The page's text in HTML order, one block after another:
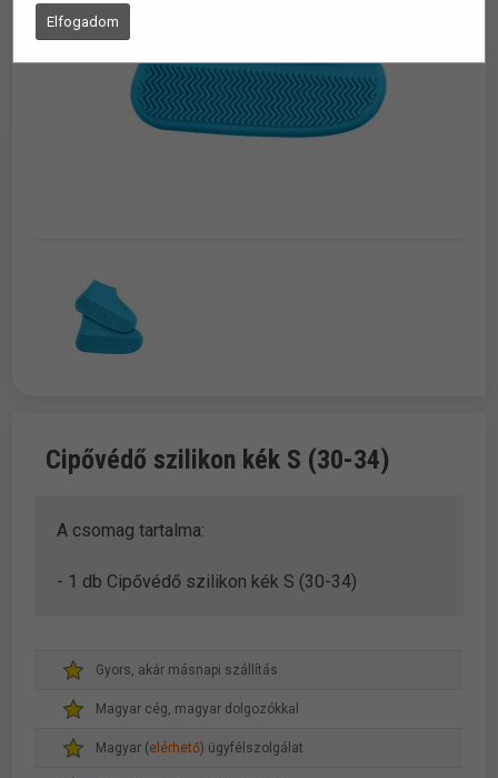
Elfogadom
Cipővédő szilikon kék S (30-34)
A csomag tartalma:
- 1 db Cipővédő szilikon kék S (30-34)
Gyors, akár másnapi szállítás
Magyar cég, magyar dolgozókkal
Magyar (elérhető) ügyfélszolgálat